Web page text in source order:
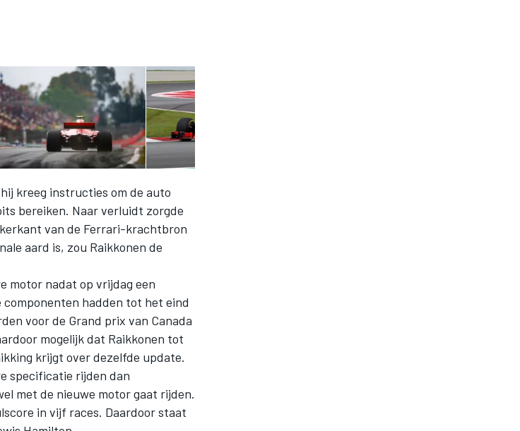
kreeg instructies om de auto
bereiken. Naar verluidt zorgde
van de Ferrari-krachtbron
aard is, zou Raikkonen de
motor nadat op vrijdag een
hadden tot het eind
voor de Grand prix van Canada
mogelijk dat Raikkonen tot
krijgt over dezelfde update.
specificatie rijden dan
met de nieuwe motor gaat rijden.
in vijf races. Daardoor staat